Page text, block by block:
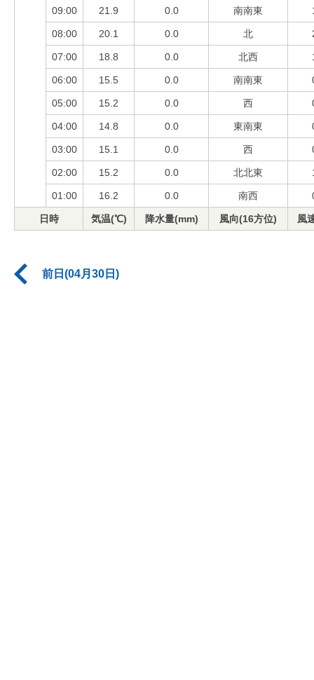
09:00 21.9 0.0 南南東
08:00 20.1 0.0 北
07:00 18.8 0.0 北西
06:00 15.5 0.0 南南東
05:00 15.2 0.0 西
04:00 14.8 0.0 東南東
03:00 15.1 0.0 西
02:00 15.2 0.0 北北東
01:00 16.2 0.0 南西
日時 気温(℃) 降水量(mm) 風向(16方位) 風
前日(04月30日)